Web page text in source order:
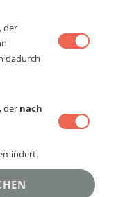
der
dadurch
der nach